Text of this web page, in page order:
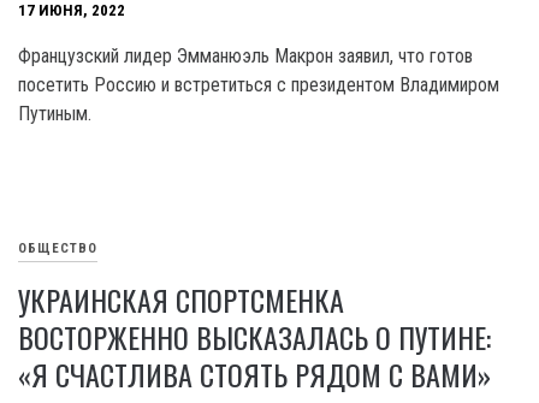
17 ИЮНЯ, 2022
Французский лидер Эмманюэль Макрон заявил, что готов
посетить Россию и встретиться с президентом Владимиром
Путиным.
ОБЩЕСТВО
УКРАИНСКАЯ СПОРТСМЕНКА
ВОСТОРЖЕННО ВЫСКАЗАЛАСЬ О ПУТИНЕ:
«Я СЧАСТЛИВА СТОЯТЬ РЯДОМ С ВАМИ»